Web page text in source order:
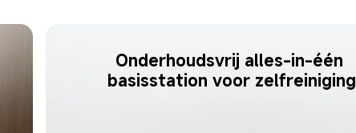
Onderhoudsvrij alles-in-één
basisstation voor zelfreiniging